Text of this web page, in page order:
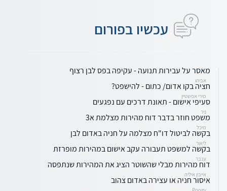
עכשיו בפורום
מאסר על עבירות תנועה - עקיפה בפס לבן רצוף
אביהו
חציה בקו אדום/ כתום - להישפט?
מירי אפשטיין
סעיפי אישום - תאונת דרכים עם נפגעים
ניר
משפט חוזר בדבר דוח מהירות מצלמת א3
מיכל
בקשה לביטול דו"ח מצלמה על חניה באדום לבן
ליאור
בקשה למשפט תעבורה עקב אישום במהירות מופרזת
ענבר
דוח מהירות מבלי שהשוטר הציג את המהירות שנתפסה
אייבין איליה
איסור חניה או עצירה באדום צהוב